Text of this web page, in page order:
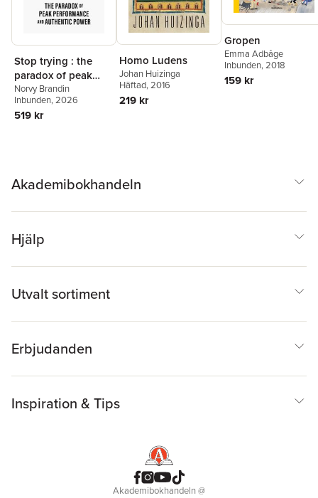
Stop trying : the
paradox of peak
performance and
authentic power
Norvy Brandin
Inbunden, 2026
519 kr
Homo Ludens
Johan Huizinga
Häftad, 2016
219 kr
Gropen
Emma Adbåge
Inbunden, 2018
159 kr
Akademibokhandeln
Hjälp
Utvalt sortiment
Erbjudanden
Inspiration & Tips
Akademibokhandeln@